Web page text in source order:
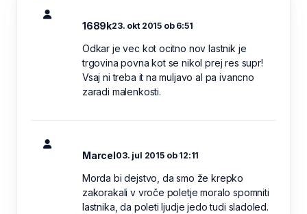
1689k23. okt 2015 ob 6:51
Odkar je vec kot ocitno nov lastnik je
trgovina povna kot se nikol prej res supr!
Vsaj ni treba it na muljavo al pa ivancno
zaradi malenkosti.
Marcel03. jul 2015 ob 12:11
Morda bi dejstvo, da smo že krepko
zakorakali v vroče poletje moralo spomniti
lastnika, da poleti ljudje jedo tudi sladoled.